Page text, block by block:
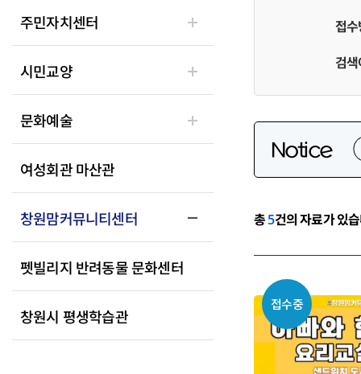
주민자치센터
시민교양
문화예술
여성회관 마산관
창원맘커뮤니티센터
펫빌리지 반려동물 문화센터
창원시 평생학습관
접
검
Notice
총5건의 자료가 있
접수중